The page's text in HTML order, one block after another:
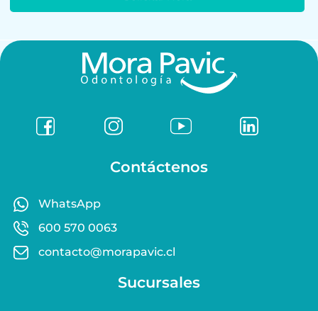
Contáctenos
WhatsApp
600 570 0063
contacto@morapavic.cl
Sucursales